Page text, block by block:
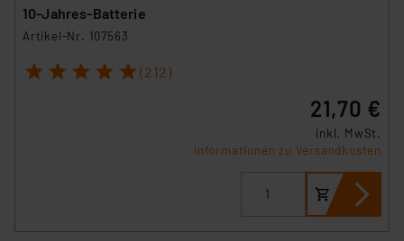
10-Jahres-Batterie
Artikel-Nr. 107563
1 2 3 4 5 (212)
21,70 €
inkl. MwSt.
Informationen zu Versandkosten